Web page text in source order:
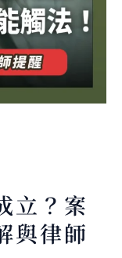
立？案
與律師